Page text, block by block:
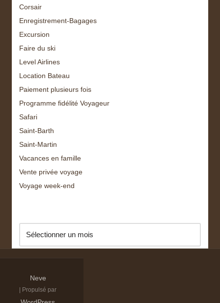
Corsair
Enregistrement-Bagages
Excursion
Faire du ski
Level Airlines
Location Bateau
Paiement plusieurs fois
Programme fidélité Voyageur
Safari
Saint-Barth
Saint-Martin
Vacances en famille
Vente privée voyage
Voyage week-end
Neve
| Propulsé par